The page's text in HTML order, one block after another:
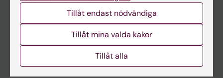
Medarbetarportalen
Universitetsbiblioteket
Tillåt endast nödvändiga
Tillåt mina valda kakor
Tillåt alla